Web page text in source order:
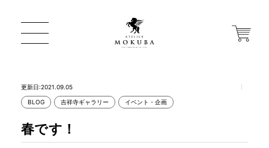
更新日:2021.09.05
BLOG 吉祥寺ギャラリー イベント・企画
春です！